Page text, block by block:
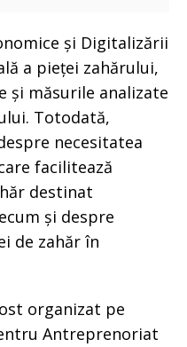
și Digitalizării
a pieței zahărului,
măsurile analizate
Totodată,
necesitatea
facilitează
destinat
și despre
de zahăr în
organizat pe
Antreprenoriat